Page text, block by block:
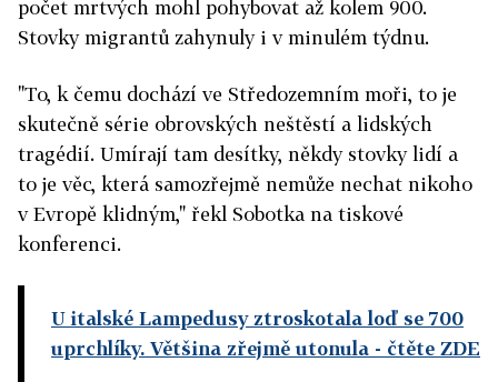
počet mrtvých mohl pohybovat až kolem 900.
Stovky migrantů zahynuly i v minulém týdnu.
"To, k čemu dochází ve Středozemním moři, to je
skutečně série obrovských neštěstí a lidských
tragédií. Umírají tam desítky, někdy stovky lidí a
to je věc, která samozřejmě nemůže nechat nikoho
v Evropě klidným," řekl Sobotka na tiskové
konferenci.
U italské Lampedusy ztroskotala loď se 700
uprchlíky. Většina zřejmě utonula - čtěte ZDE